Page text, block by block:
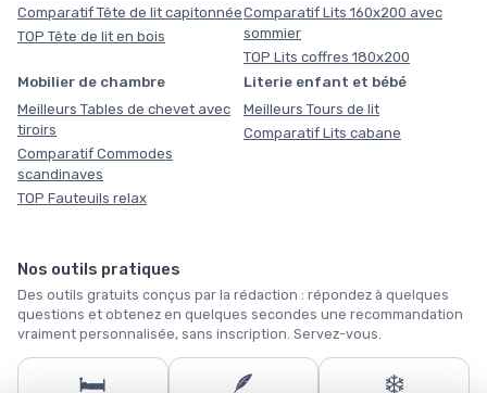
Comparatif Tête de lit capitonnée
TOP Tête de lit en bois
Comparatif Lits 160x200 avec
sommier
TOP Lits coffres 180x200
Mobilier de chambre
Meilleurs Tables de chevet avec
tiroirs
Comparatif Commodes
scandinaves
TOP Fauteuils relax
Literie enfant et bébé
Meilleurs Tours de lit
Comparatif Lits cabane
Nos outils pratiques
Des outils gratuits conçus par la rédaction : répondez à quelques
questions et obtenez en quelques secondes une recommandation
vraiment personnalisée, sans inscription. Servez-vous.
🛏️ 🪶 ❄️